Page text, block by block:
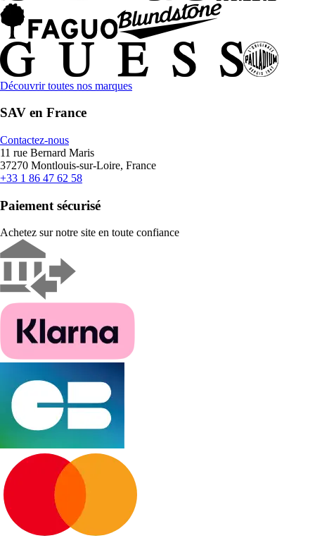
Découvrir toutes nos marques
SAV en France
Contactez-nous
11 rue Bernard Maris
37270 Montlouis-sur-Loire, France
+33 1 86 47 62 58
Paiement sécurisé
Achetez sur notre site en toute confiance